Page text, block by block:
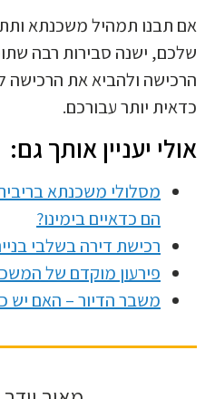
אם תבנו תמהיל משכנתא
שלכם, ישנה סבירות רבה
הרכישה ולהביא את הרכישה
כדאית יותר עבורכם.
אולי יעניין אותך גם:
מסלולי משכנתא
הם כדאיים בימינו?
רכישת דירה בשלבי בנייה
פירעון מוקדם של
משבר הדיור – האם יש